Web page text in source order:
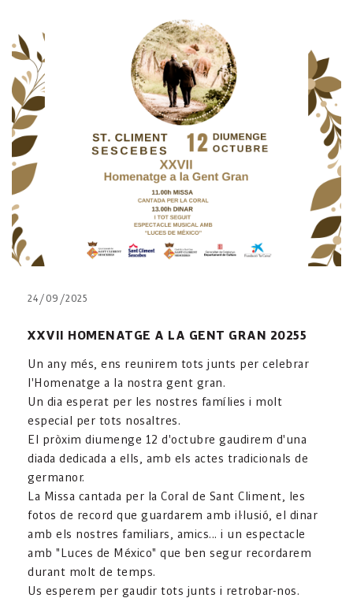
24/09/2025
XXVII HOMENATGE A LA GENT GRAN 20255
Un any més, ens reunirem tots junts per celebrar
l'Homenatge a la nostra gent gran.
Un dia esperat per les nostres famílies i molt
especial per tots nosaltres.
El pròxim diumenge 12 d'octubre gaudirem d'una
diada dedicada a ells, amb els actes tradicionals de
germanor.
La Missa cantada per la Coral de Sant Climent, les
fotos de record que guardarem amb il·lusió, el dinar
amb els nostres familiars, amics... i un espectacle
amb "Luces de México" que ben segur recordarem
durant molt de temps.
Us esperem per gaudir tots junts i retrobar-nos.